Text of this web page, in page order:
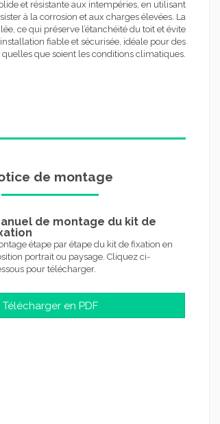
et résistante aux intempéries, en utilisant
à la corrosion et aux charges élevées. La
ce qui préserve l’étanchéité du toit et évite
fiable et sécurisée, idéale pour des
que soient les conditions climatiques.
de montage
de montage du kit de
étape par étape du kit de fixation en
portrait ou paysage. Cliquez ci-
pour télécharger.
Télécharger en PDF